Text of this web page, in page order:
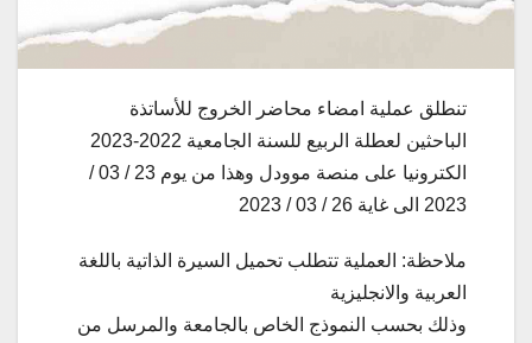
تنطلق عملية امضاء محاضر الخروج للأساتذة
الباحثين لعطلة الربيع للسنة الجامعية 2022-2023
الكترونيا على منصة موودل وهذا من يوم 23 / 03 /
2023 الى غاية 26 / 03 / 2023
ملاحظة: العملية تتطلب تحميل السيرة الذاتية باللغة
العربية والانجليزية
وذلك بحسب النموذج الخاص بالجامعة والمرسل من